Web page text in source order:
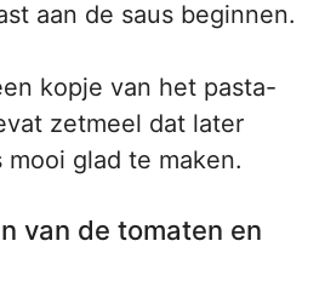
aan de saus beginnen.
kopje van het pasta-
zetmeel dat later
glad te maken.
van de tomaten en